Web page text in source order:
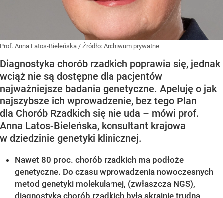
Prof. Anna Latos-Bieleńska / Źródło: Archiwum prywatne
Diagnostyka chorób rzadkich poprawia się, jednak
wciąż nie są dostępne dla pacjentów
najważniejsze badania genetyczne. Apeluję o jak
najszybsze ich wprowadzenie, bez tego Plan
dla Chorób Rzadkich się nie uda – mówi prof.
Anna Latos-Bieleńska, konsultant krajowa
w dziedzinie genetyki klinicznej.
Nawet 80 proc. chorób rzadkich ma podłoże
genetyczne. Do czasu wprowadzenia nowoczesnych
metod genetyki molekularnej, (zwłaszcza NGS),
diagnostyka chorób rzadkich była skrajnie trudna